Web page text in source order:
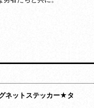
ネットステッカー★タ